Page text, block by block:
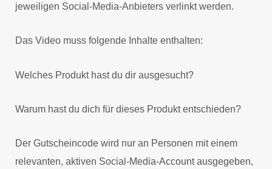
jeweiligen Social-Media-Anbieters verlinkt werden.
Das Video muss folgende Inhalte enthalten:
Welches Produkt hast du dir ausgesucht?
Warum hast du dich für dieses Produkt entschieden?
Der Gutscheincode wird nur an Personen mit einem
relevanten, aktiven Social-Media-Account ausgegeben,